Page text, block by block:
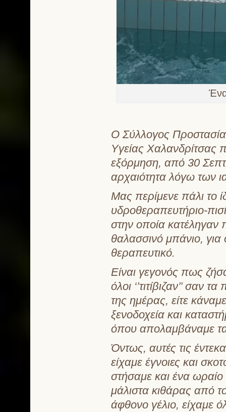
Ο Σύλλογος
Υγείας Χαλανδρίτσας
εξόρμηση, από 30
αρχαιότητα λόγω των
Μας περίμενε πάλι το
υδροθεραπευτήριο-
στην οποία κατέληγαν
θαλασσινό μπάνιο,
θεραπευτικό.
Είναι γεγονός πως
όλοι ‘’τιτίβιζαν’’
της ημέρας, είτε
ξενοδοχεία και
όπου απολαμβάναμε
Όντως, αυτές τις
είχαμε έγνοιες και
στήσαμε και ένα ωραίο
μάλιστα κιθάρας από
άφθονο γέλιο, είχαμε